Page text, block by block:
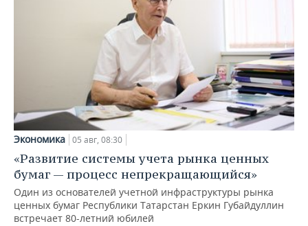
Экономика 05 авг, 08:30
«Развитие системы учета рынка ценных
бумаг — процесс непрекращающийся»
Один из основателей учетной инфраструктуры рынка
ценных бумаг Республики Татарстан Еркин Губайдуллин
встречает 80-летний юбилей